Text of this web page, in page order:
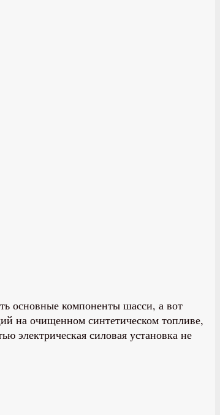
основные компоненты шасси, а вот
на очищенном синтетическом топливе,
электрическая силовая установка не